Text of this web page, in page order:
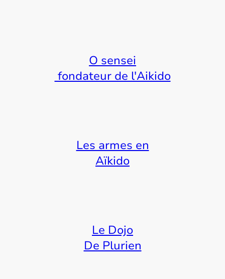
O sensei
fondateur de l'Aikido
Les armes en
Aïkido
Le Dojo
De Plurien